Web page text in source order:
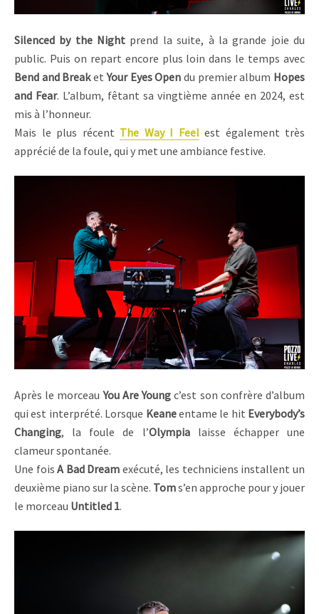
Silenced by the Night prend la suite, à la grande joie du
public. Puis on repart encore plus loin dans le temps avec
Bend and BreaketYour EyesOpen du premier album Hopes
and Fear. L’album, fêtant sa vingtième année en 2024, est
mis à l’honneur.
Mais le plus récent The Way I Feelest également très
apprécié de la foule, qui y met une ambiance festive.
Après le morceauYou Are Young c’est son confrère d’album
qui est interprété. Lorsque Keaneentame le hit Everybody’s
Changing, la foule de l’Olympialaisse échapper une
clameur spontanée.
Une foisA Bad Dream exécuté, les techniciens installent un
deuxième piano sur la scène. Toms’en approche pour y jouer
le morceau Untitled 1.